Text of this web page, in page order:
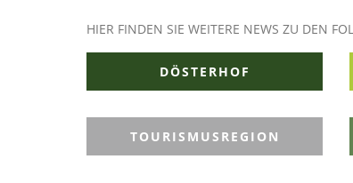
HIER FINDEN SIE WEITERE NEWS ZU DEN
DÖSTERHOF
TOURISMUSREGION